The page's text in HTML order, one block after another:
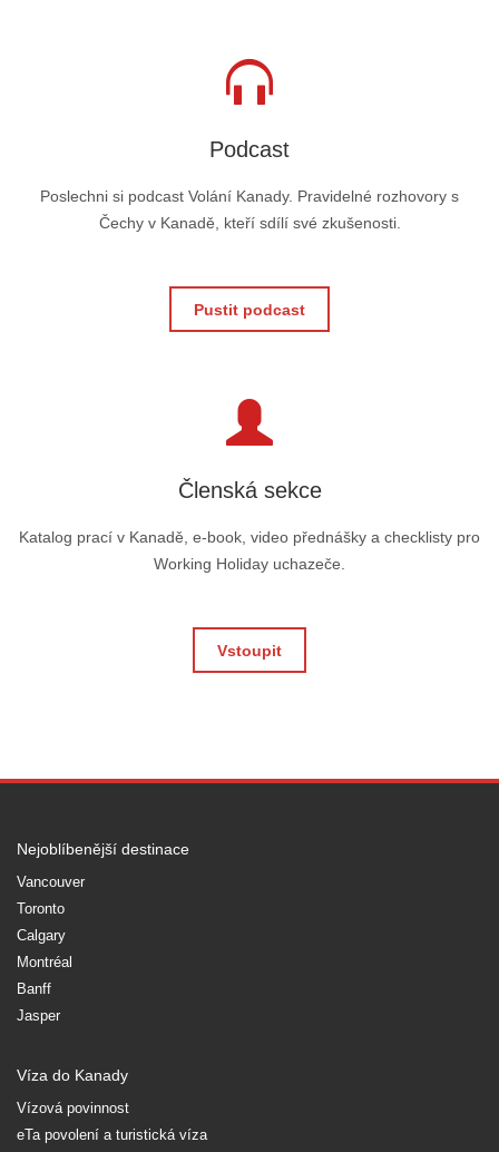
Podcast
Poslechni si podcast Volání Kanady. Pravidelné rozhovory s
Čechy v Kanadě, kteří sdílí své zkušenosti.
Pustit podcast
Členská sekce
Katalog prací v Kanadě, e-book, video přednášky a checklisty pro
Working Holiday uchazeče.
Vstoupit
Nejoblíbenější destinace
Vancouver
Toronto
Calgary
Montréal
Banff
Jasper
Víza do Kanady
Vízová povinnost
eTa povolení a turistická víza